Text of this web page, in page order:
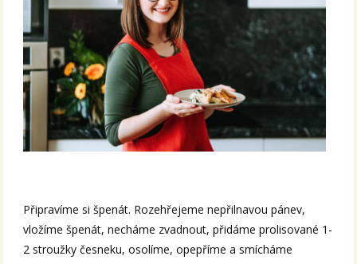
Připravíme si špenát. Rozehřejeme nepřilnavou pánev,
vložíme špenát, necháme zvadnout, přidáme prolisované 1-
2 stroužky česneku, osolíme, opepříme a smícháme